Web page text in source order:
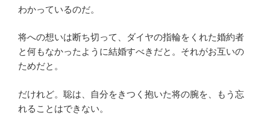
わかっているのだ。
将への想いは断ち切って、ダイヤの指輪をくれた婚約者
と何もなかったように結婚すべきだと。それがお互いの
ためだと。
だけれど。聡は、自分をきつく抱いた将の腕を、もう忘
れることはできない。